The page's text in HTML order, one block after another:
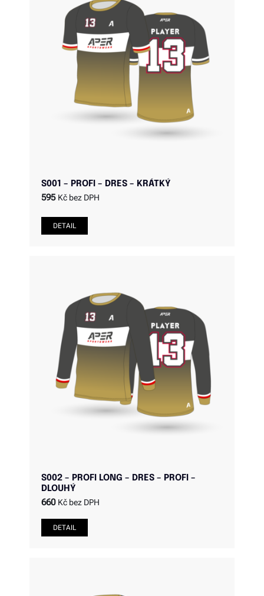
S001 – PROFI – DRES – KRÁTKÝ
595 Kč bez DPH
S002 – PROFI LONG – DRES – PROFI –
DLOUHÝ
660 Kč bez DPH